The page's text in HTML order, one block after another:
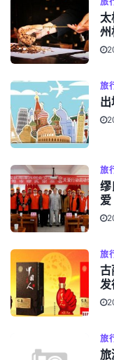
州
旅
出
旅
缪
爱
旅
古
发
旅
旅